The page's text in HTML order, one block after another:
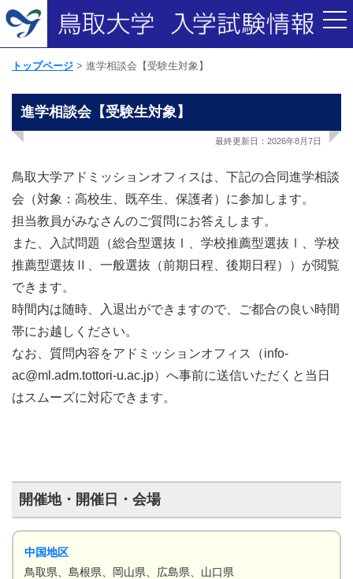
トップページ 進学相談会【受験生対象】
進学相談会【受験生対象】
最終更新日：2026年8月7日
鳥取大学アドミッションオフィスは、下記の合同進学相談
会（対象：高校生、既卒生、保護者）に参加します。
担当教員がみなさんのご質問にお答えします。
また、入試問題（総合型選抜Ⅰ、学校推薦型選抜Ⅰ、学校
推薦型選抜Ⅱ、一般選抜（前期日程、後期日程））が閲覧
できます。
時間内は随時、入退出ができますので、ご都合の良い時間
帯にお越しください。
なお、質問内容をアドミッションオフィス（info-
ac@ml.adm.tottori-u.ac.jp）へ事前に送信いただくと当日
はスムーズに対応できます。
開催地・開催日・会場
中国地区
鳥取県、島根県、岡山県、広島県、山口県